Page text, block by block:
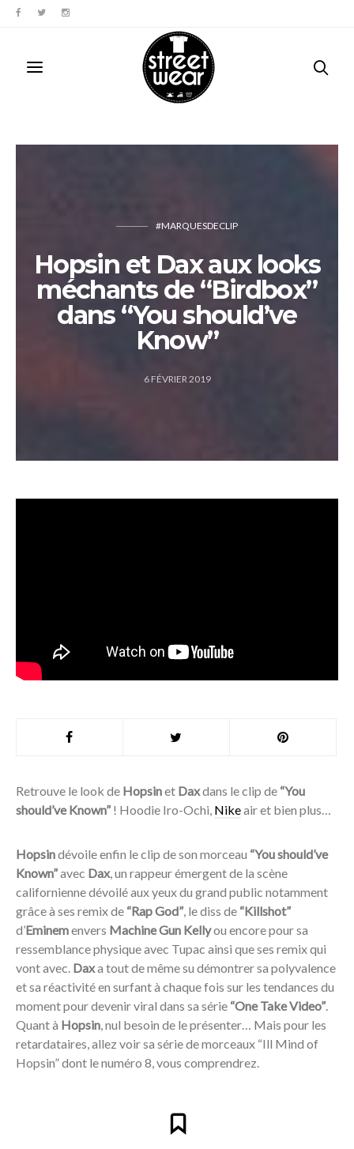
#MARQUESDECLIP
Hopsin et Dax aux looks
méchants de “Birdbox”
dans “You should’ve
Know”
6 FÉVRIER 2019
Retrouve le look de Hopsinet Daxdans le clip de “You
should’ve Known” ! Hoodie Iro-Ochi, Nikeair et bien plus…
Hopsindévoile enfin le clip de son morceau “You should’ve
Known”avec Dax, un rappeur émergent de la scène
californienne dévoilé aux yeux du grand public notamment
grâce à ses remix de “Rap God” , le diss de “Killshot”
d’Eminemenvers Machine Gun Kellyou encore pour sa
ressemblance physique avec Tupac ainsi que ses remix qui
vont avec. Daxa tout de même su démontrer sa polyvalence
et sa réactivité en surfant à chaque fois sur les tendances du
moment pour devenir viral dans sa série “One Take Video”
Quant à Hopsin , nul besoin de le présenter… Mais pour les
retardataires, allez voir sa série de morceaux “Ill Mind of
Hopsin” dont le numéro 8, vous comprendrez.